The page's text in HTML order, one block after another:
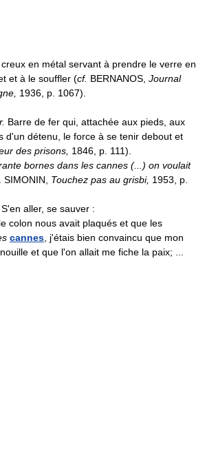
en métal servant à prendre le verre en
et à le souffler (cf. BERNANOS, Journal
1936, p. 1067).
Barre de fer qui, attachée aux pieds, aux
d'un détenu, le force à se tenir debout et
des prisons, 1846, p. 111).
bornes dans les cannes (...) on voulait
SIMONIN, Touchez pas au grisbi, 1953, p.
S'en aller, se sauver :
colon nous avait plaqués et que les
cannes, j'étais bien convaincu que mon
et que l'on allait me fiche la paix; ...